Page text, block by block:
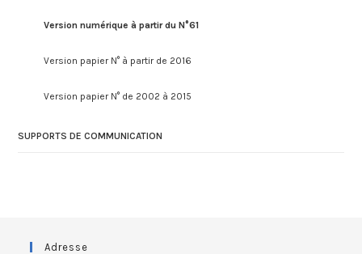
Version numérique à partir du N°61
Version papier N° à partir de 2016
Version papier N° de 2002 à 2015
SUPPORTS DE COMMUNICATION
Adresse